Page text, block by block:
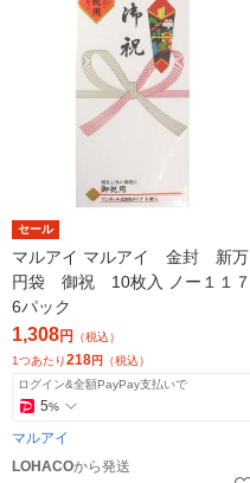
セール
マルアイ マルアイ 金封 新万
円袋 御祝 10枚入 ノー１１７
6パック
1,308円
（税込）
1つあたり218円 （税込）
ログイン&全額PayPay支払いで
5%
マルアイ
LOHACOから発送